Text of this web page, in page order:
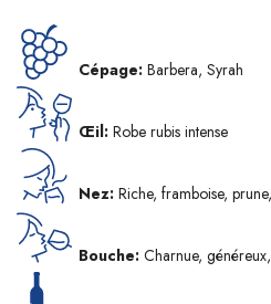
Cépage: Barbera, Syrah
Œil: Robe rubis intense
Nez: Riche, framboise,
Bouche: Charnue,